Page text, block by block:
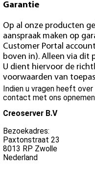
Garantie
Op al onze producten
aanspraak maken op
Customer Portal
boven in). Alleen via dit
U dient hiervoor de
voorwaarden van
Indien u vragen heeft
contact met ons
Creoserver B.V
Bezoekadres:
Paxtonstraat 23
8013 RP Zwolle
Nederland